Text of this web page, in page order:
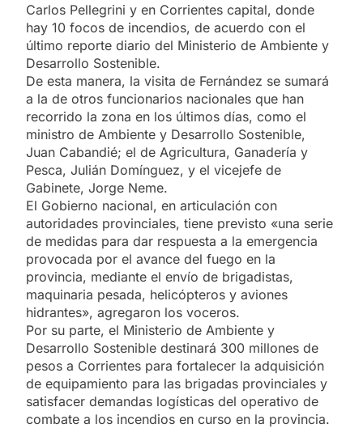
Carlos Pellegrini y en Corrientes capital, donde
hay 10 focos de incendios, de acuerdo con el
último reporte diario del Ministerio de Ambiente y
Desarrollo Sostenible.
De esta manera, la visita de Fernández se sumará
a la de otros funcionarios nacionales que han
recorrido la zona en los últimos días, como el
ministro de Ambiente y Desarrollo Sostenible,
Juan Cabandié; el de Agricultura, Ganadería y
Pesca, Julián Domínguez, y el vicejefe de
Gabinete, Jorge Neme.
El Gobierno nacional, en articulación con
autoridades provinciales, tiene previsto «una serie
de medidas para dar respuesta a la emergencia
provocada por el avance del fuego en la
provincia, mediante el envío de brigadistas,
maquinaria pesada, helicópteros y aviones
hidrantes», agregaron los voceros.
Por su parte, el Ministerio de Ambiente y
Desarrollo Sostenible destinará 300 millones de
pesos a Corrientes para fortalecer la adquisición
de equipamiento para las brigadas provinciales y
satisfacer demandas logísticas del operativo de
combate a los incendios en curso en la provincia.